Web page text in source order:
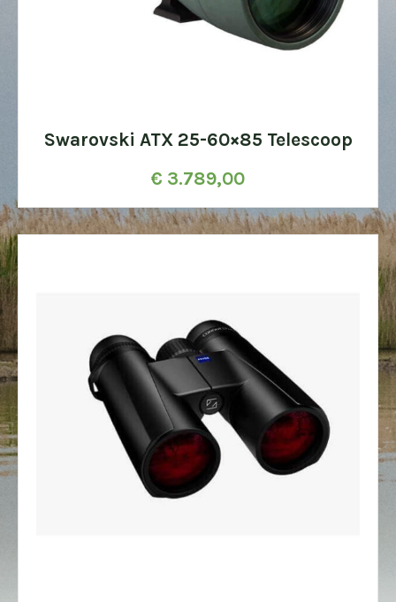
Swarovski ATX 25-60×85 Telescoop
€ 3.789,00